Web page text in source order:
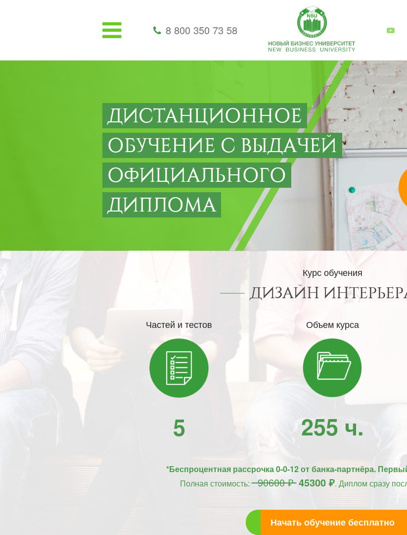
8 800 350 73 58
ДИСТАНЦИОННОЕ
ОБУЧЕНИЕ С ВЫДАЧЕЙ
ОФИЦИАЛЬНОГО
ДИПЛОМА
Курс обучения
ДИЗАЙН
Частей и тестов
5
Объем курса
255 ч.
*Беспроцентная рассрочка 0-0-12 от банка-партнёра.
Полная стоимость:90600 ₽45300 ₽. Диплом сразу
Начать обучение бесплатно